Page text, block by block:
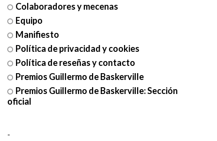
Colaboradores y mecenas
Equipo
Manifiesto
Política de privacidad y cookies
Política de reseñas y contacto
Premios Guillermo de Baskerville
Premios Guillermo de Baskerville: Sección
oficial
-